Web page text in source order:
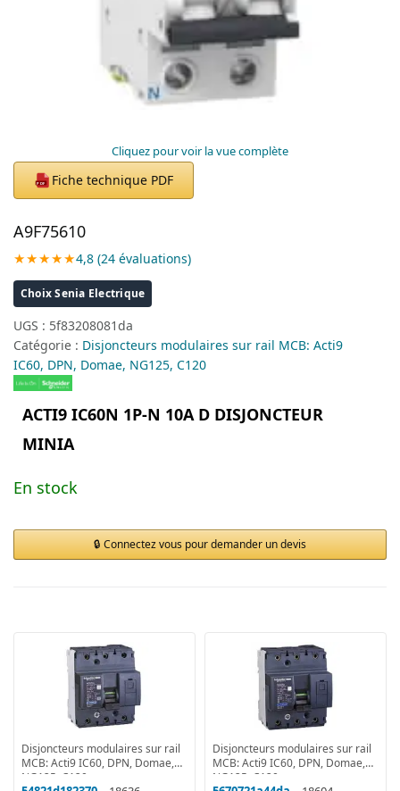
Cliquez pour voir la vue complète
PDF Fiche technique PDF
A9F75610
★★★★★4,8 (24 évaluations)
Choix Senia Electrique
UGS : 5f83208081da
Catégorie : Disjoncteurs modulaires sur rail MCB: Acti9
IC60, DPN, Domae, NG125, C120
ACTI9 IC60N 1P-N 10A D DISJONCTEUR
MINIA
En stock
Connectez vous pour demander un devis
Disjoncteurs modulaires sur rail
MCB: Acti9 IC60, DPN, Domae,
NG125, C120
Disjoncteurs modulaires sur rail
MCB: Acti9 IC60, DPN, Domae,
NG125, C120